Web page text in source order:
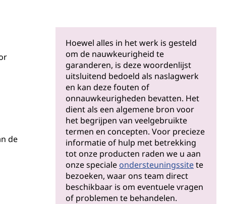
de
Hoewel alles in het werk is gesteld
om de nauwkeurigheid te
garanderen, is deze woordenlijst
uitsluitend bedoeld als naslagwerk
en kan deze fouten of
onnauwkeurigheden bevatten. Het
dient als een algemene bron voor
het begrijpen van veelgebruikte
termen en concepten. Voor precieze
informatie of hulp met betrekking
tot onze producten raden we u aan
onze speciale ondersteuningssitete
bezoeken, waar ons team direct
beschikbaar is om eventuele vragen
of problemen te behandelen.